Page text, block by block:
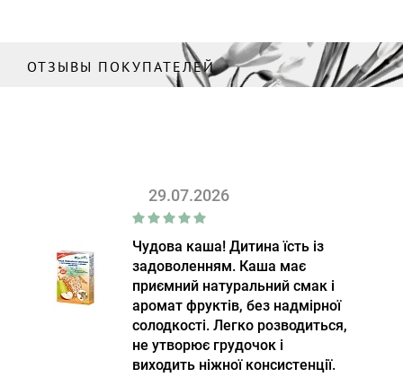
ОТЗЫВЫ ПОКУПАТЕЛЕЙ
29.07.2026
Чудова каша! Дитина їсть із
задоволенням. Каша має
приємний натуральний смак і
аромат фруктів, без надмірної
солодкості. Легко розводиться,
не утворює грудочок і
виходить ніжної консистенції.